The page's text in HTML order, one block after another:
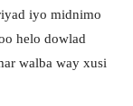
iyo midnimo
helo dowlad
walba way xusi